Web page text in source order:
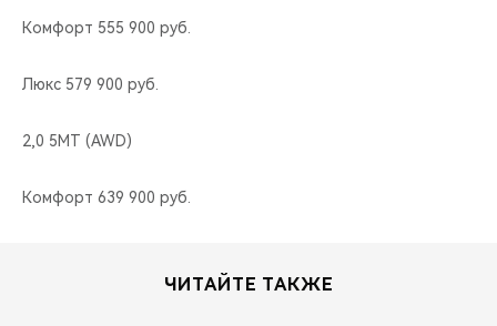
Комфорт 555 900 руб.
Люкс 579 900 руб.
2,0 5MT (AWD)
Комфорт 639 900 руб.
ЧИТАЙТЕ ТАКЖЕ